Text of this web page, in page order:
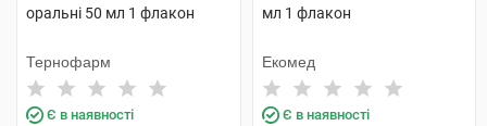
оральні 50 мл 1 флакон
Тернофарм
Є в наявності
мл 1 флакон
Екомед
Є в наявності